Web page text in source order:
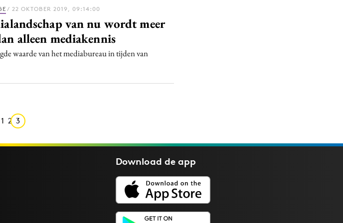
Reputatie & crisis
/ 22 OKTOBER 2019, 09:14:00
van nu wordt meer
alleen mediakennis
waarde van het mediabureau in tijden van
1 2 3
Download deapp